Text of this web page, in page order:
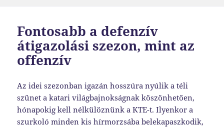
Fontosabb a defenzív
átigazolási szezon, mint az
offenzív
Az idei szezonban igazán hosszúra nyúlik a téli
szünet a katari világbajnokságnak köszönhetően,
hónapokig kell nélkülöznünk a KTE-t. Ilyenkor a
szurkoló minden kis hírmorzsába belekapaszkodik,